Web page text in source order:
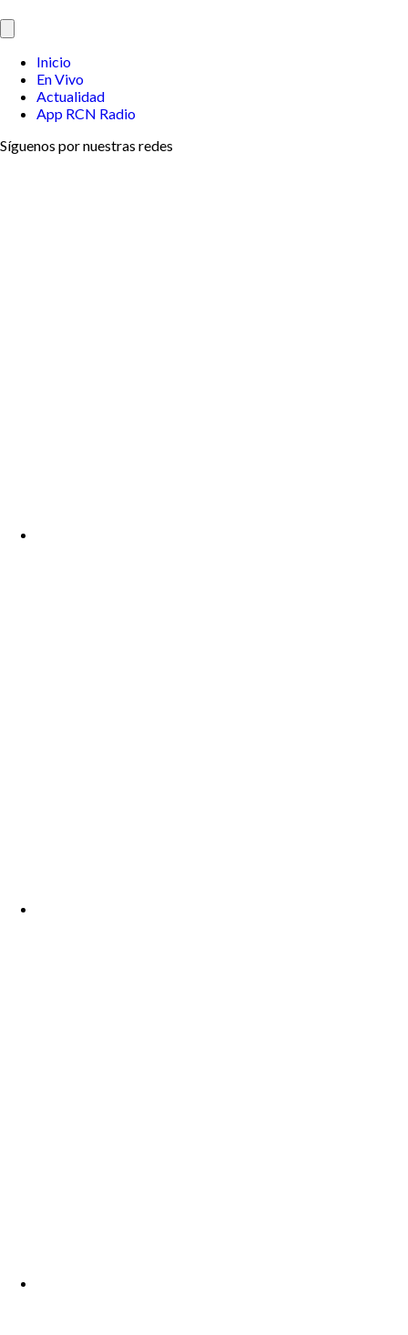
Inicio
En Vivo
Actualidad
App RCN Radio
Síguenos por nuestras redes